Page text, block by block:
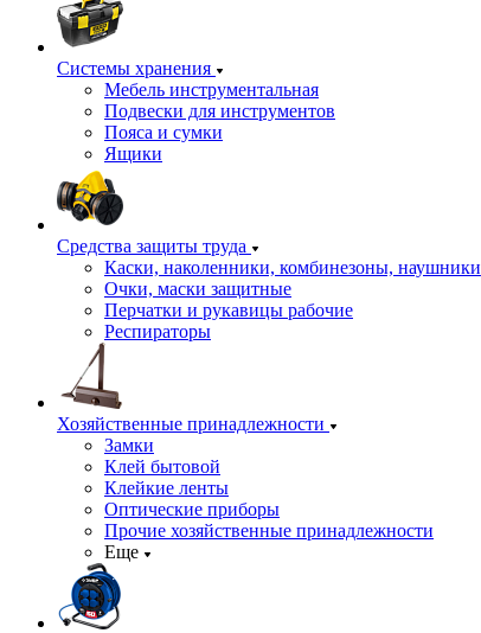
Системы хранения
Мебель инструментальная
Подвески для инструментов
Пояса и сумки
Ящики
Средства защиты труда
Каски, наколенники, комбинезоны, наушники
Очки, маски защитные
Перчатки и рукавицы рабочие
Респираторы
Хозяйственные принадлежности
Замки
Клей бытовой
Клейкие ленты
Оптические приборы
Прочие хозяйственные принадлежности
Еще